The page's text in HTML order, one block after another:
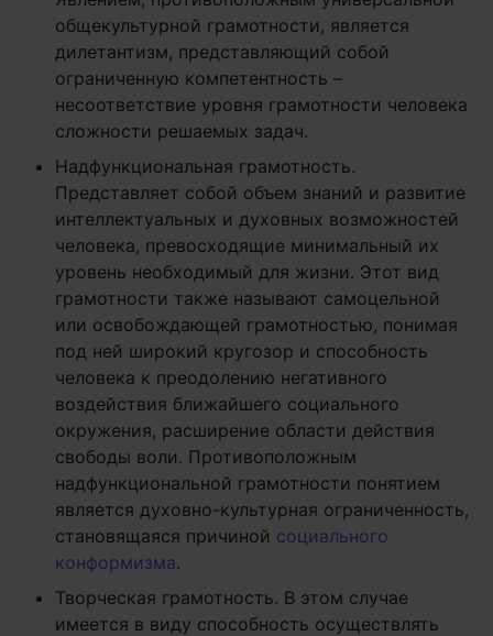
общекультурной грамотности, является
дилетантизм, представляющий собой
ограниченную компетентность –
несоответствие уровня грамотности человека
сложности решаемых задач.
Надфункциональная грамотность.
Представляет собой объем знаний и развитие
интеллектуальных и духовных возможностей
человека, превосходящие минимальный их
уровень необходимый для жизни. Этот вид
грамотности также называют самоцельной
или освобождающей грамотностью, понимая
под ней широкий кругозор и способность
человека к преодолению негативного
воздействия ближайшего социального
окружения, расширение области действия
свободы воли. Противоположным
надфункциональной грамотности понятием
является духовно-культурная ограниченность,
становящаяся причиной социального
конформизма.
Творческая грамотность. В этом случае
имеется в виду способность осуществлять